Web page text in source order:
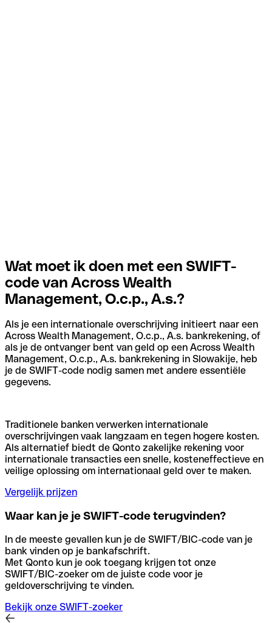
Wat moet ik doen met een SWIFT-
code van Across Wealth
Management, O.c.p., A.s.?
Als je een internationale overschrijving initieert naar een
Across Wealth Management, O.c.p., A.s. bankrekening, of
als je de ontvanger bent van geld op een Across Wealth
Management, O.c.p., A.s. bankrekening in Slowakije, heb
je de SWIFT-code nodig samen met andere essentiële
gegevens.
Traditionele banken verwerken internationale
overschrijvingen vaak langzaam en tegen hogere kosten.
Als alternatief biedt de Qonto zakelijke rekening voor
internationale transacties een snelle, kosteneffectieve en
veilige oplossing om internationaal geld over te maken.
Vergelijk prijzen
Waar kan je je SWIFT-code terugvinden?
In de meeste gevallen kun je de SWIFT/BIC-code van je
bank vinden op je bankafschrift.
Met Qonto kun je ook toegang krijgen tot onze
SWIFT/BIC-zoeker om de juiste code voor je
geldoverschrijving te vinden.
Bekijk onze SWIFT-zoeker